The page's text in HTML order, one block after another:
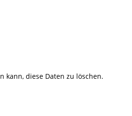
kann, diese Daten zu löschen.